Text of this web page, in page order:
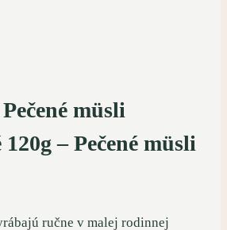
müsli
– Pečené müsli
ručne v malej rodinnej